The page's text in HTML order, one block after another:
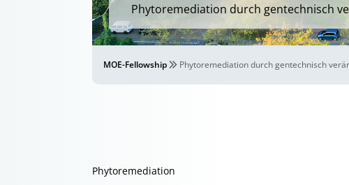
Phytoremediation durch gentechnisch
MOE-Fellowship Phytoremediation durch gentechnisch
Phytoremediation